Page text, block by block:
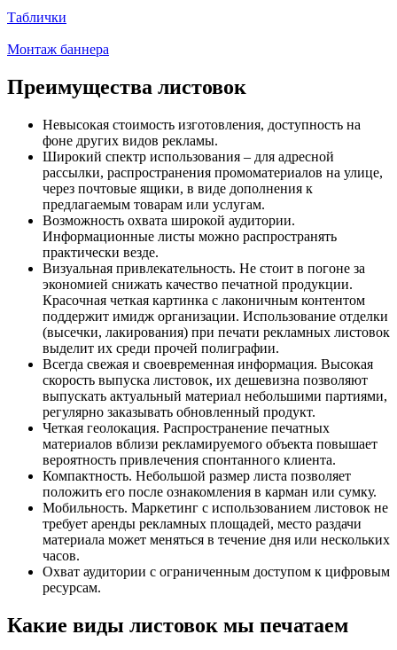
Таблички
Монтаж баннера
Преимущества листовок
Невысокая стоимость изготовления, доступность на
фоне других видов рекламы.
Широкий спектр использования – для адресной
рассылки, распространения промоматериалов на улице,
через почтовые ящики, в виде дополнения к
предлагаемым товарам или услугам.
Возможность охвата широкой аудитории.
Информационные листы можно распространять
практически везде.
Визуальная привлекательность. Не стоит в погоне за
экономией снижать качество печатной продукции.
Красочная четкая картинка с лаконичным контентом
поддержит имидж организации. Использование отделки
(высечки, лакирования) при печати рекламных листовок
выделит их среди прочей полиграфии.
Всегда свежая и своевременная информация. Высокая
скорость выпуска листовок, их дешевизна позволяют
выпускать актуальный материал небольшими партиями,
регулярно заказывать обновленный продукт.
Четкая геолокация. Распространение печатных
материалов вблизи рекламируемого объекта повышает
вероятность привлечения спонтанного клиента.
Компактность. Небольшой размер листа позволяет
положить его после ознакомления в карман или сумку.
Мобильность. Маркетинг с использованием листовок не
требует аренды рекламных площадей, место раздачи
материала может меняться в течение дня или нескольких
часов.
Охват аудитории с ограниченным доступом к цифровым
ресурсам.
Какие виды листовок мы печатаем